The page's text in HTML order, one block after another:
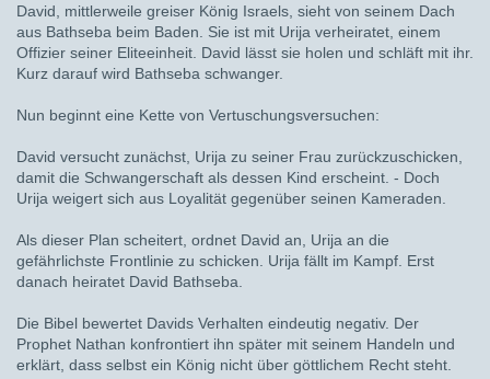
David, mittlerweile greiser König Israels, sieht von seinem Dach
aus Bathseba beim Baden. Sie ist mit Urija verheiratet, einem
Offizier seiner Eliteeinheit. David lässt sie holen und schläft mit ihr.
Kurz darauf wird Bathseba schwanger.
Nun beginnt eine Kette von Vertuschungsversuchen:
David versucht zunächst, Urija zu seiner Frau zurückzuschicken,
damit die Schwangerschaft als dessen Kind erscheint. - Doch
Urija weigert sich aus Loyalität gegenüber seinen Kameraden.
Als dieser Plan scheitert, ordnet David an, Urija an die
gefährlichste Frontlinie zu schicken. Urija fällt im Kampf. Erst
danach heiratet David Bathseba.
Die Bibel bewertet Davids Verhalten eindeutig negativ. Der
Prophet Nathan konfrontiert ihn später mit seinem Handeln und
erklärt, dass selbst ein König nicht über göttlichem Recht steht.